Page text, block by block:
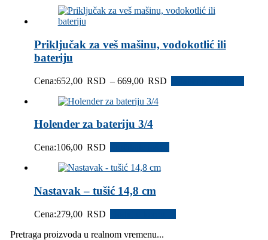
od
524,00 RSD
Priključak za veš mašinu, vodokotlić ili
bateriju
Cena:652,00 RSD – 669,00 RSD
Holender za bateriju 3/4
Cena:106,00 RSD
Nastavak – tušić 14,8 cm
Cena:279,00 RSD
Pretraga proizvoda u realnom vremenu...